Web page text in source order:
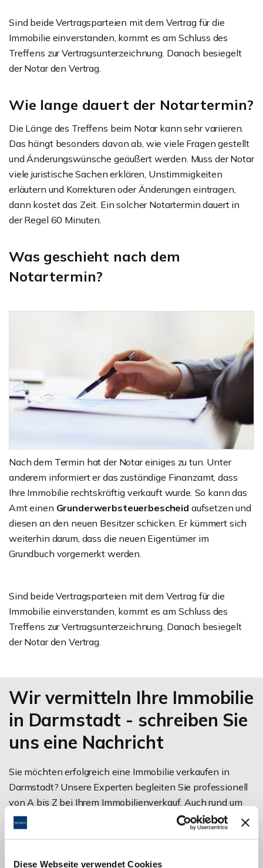
Diese Webseite verwendet Cookies
Sind beide Vertragsparteien mit dem Vertrag für die
Immobilie einverstanden, kommt es am Schluss des
Treffens zur Vertragsunterzeichnung. Danach besiegelt
der Notar den Vertrag.
Wie lange dauert der Notartermin?
Die Länge des Treffens beim Notar kann sehr variieren.
Das hängt besonders davon ab, wie viele Fragen gestellt
und Änderungswünsche geäußert werden. Muss der Notar
viele juristische Sachen erklären, Unstimmigkeiten
erläutern und Korrekturen oder Änderungen eintragen,
dann kostet das Zeit. Ein solcher Notartermin dauert in
der Regel 60 Minuten.
Was geschieht nach dem
Notartermin?
Nach dem Termin hat der Notar einiges zu tun. Unter
anderem informiert er das zuständige Finanzamt, dass
Ihre Immobilie rechtskräftig verkauft wurde. So kann das
Amt einen Grunderwerbsteuerbescheid aufsetzen und
diesen an den neuen Besitzer schicken. Er kümmert sich
weiterhin darum, dass die neuen Eigentümer im
Grundbuch vorgemerkt werden.
Sind beide Vertragsparteien mit dem Vertrag für die
Immobilie einverstanden, kommt es am Schluss des
Treffens zur Vertragsunterzeichnung. Danach besiegelt
der Notar den Vertrag.
Wir vermitteln Ihre Immobilie
in Darmstadt - schreiben Sie
uns eine Nachricht
Sie möchten erfolgreich eine Immobilie verkaufen in
Darmstadt? Unsere Experten begleiten Sie professionell
von A bis Z bei Ihrem Immobilienverkauf. Auch rund um
den Notartermin stehen wir Ihnen unterstützend zur
Seite. Nehmen Sie gern Kontakt mit uns auf. Wir beraten